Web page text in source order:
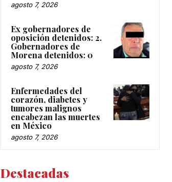
agosto 7, 2026
Ex gobernadores de
oposición detenidos: 2.
Gobernadores de
Morena detenidos: 0
agosto 7, 2026
Enfermedades del
corazón, diabetes y
tumores malignos
encabezan las muertes
en México
agosto 7, 2026
Destacadas